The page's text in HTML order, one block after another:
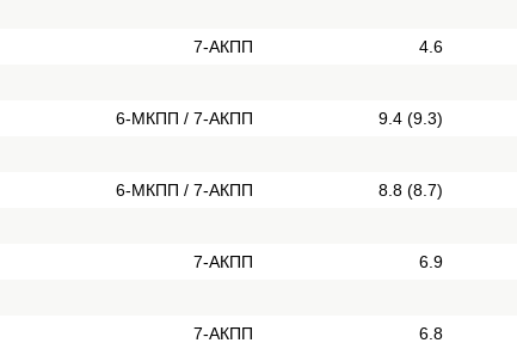
7-АКПП 4.6
6-МКПП / 7-АКПП 9.4 (9.3)
6-МКПП / 7-АКПП 8.8 (8.7)
7-АКПП 6.9
7-АКПП 6.8